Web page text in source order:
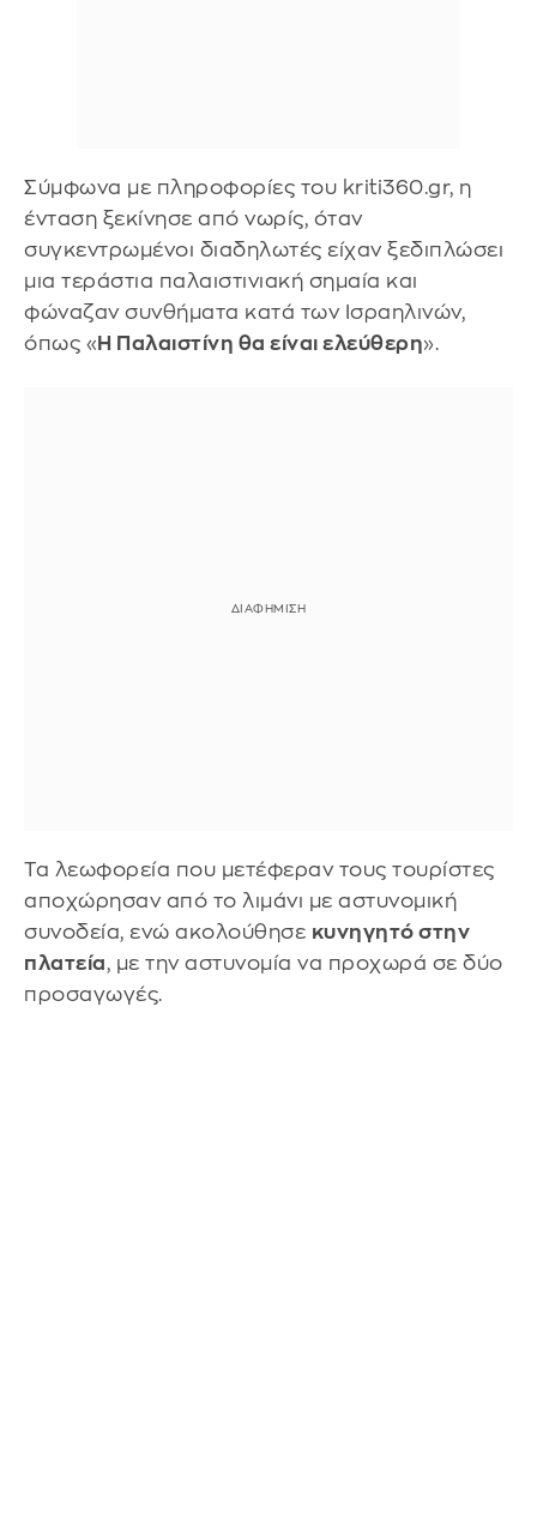
Σύμφωνα με πληροφορίες του kriti360.gr, η
ένταση ξεκίνησε από νωρίς, όταν
συγκεντρωμένοι διαδηλωτές είχαν ξεδιπλώσει
μια τεράστια παλαιστινιακή σημαία και
φώναζαν συνθήματα κατά των Ισραηλινών,
όπως « Η Παλαιστίνη θα είναι ελεύθερη».
Τα λεωφορεία που μετέφεραν τους τουρίστες
αποχώρησαν από το λιμάνι με αστυνομική
συνοδεία, ενώ ακολούθησε κυνηγητό στην
πλατεία, με την αστυνομία να προχωρά σε δύο
προσαγωγές.